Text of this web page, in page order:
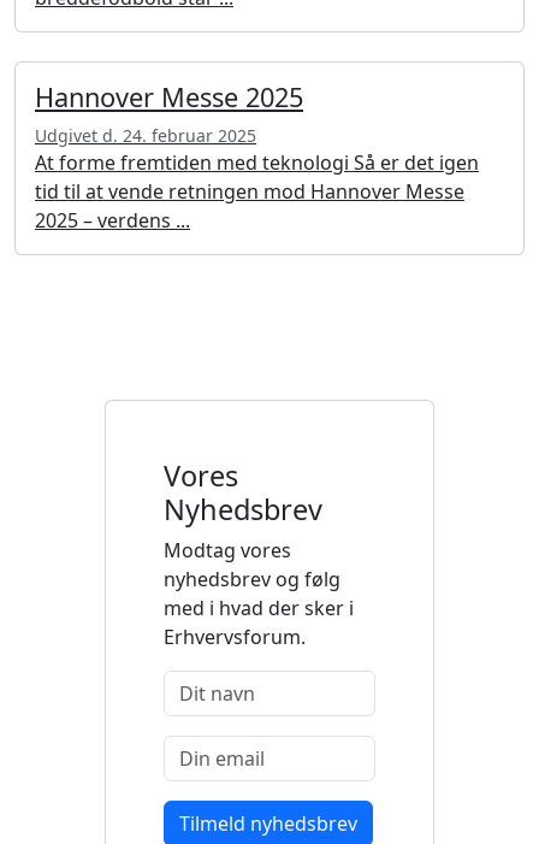
Hannover Messe 2025
Udgivet d. 24. februar 2025
At forme fremtiden med teknologi Så er det igen
tid til at vende retningen mod Hannover Messe
2025 – verdens ...
Vores
Nyhedsbrev
Modtag vores
nyhedsbrev og følg
med i hvad der sker i
Erhvervsforum.